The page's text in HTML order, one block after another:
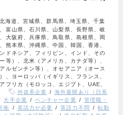
北海道、宮城県、群馬県、埼玉県、千葉
富山県、石川県、山梨県、長野県、岐
大阪府、兵庫県、鳥取県、島根県、岡
熊本県、沖縄県、中国、韓国、香港、
ドネシア、フィリピン、インド、その
等）、北米（アメリカ、カナダ等）、
ルゼンチン等）、オセアニア（オース
、ヨーロッパ（イギリス、フランス、
フリカ（モロッコ、エジプト、UAE、
外資系企業
海外展開あり（日系
大手企業 ベンチャー企業
管理職・
衝 英語力が必要 英語力不問
転勤